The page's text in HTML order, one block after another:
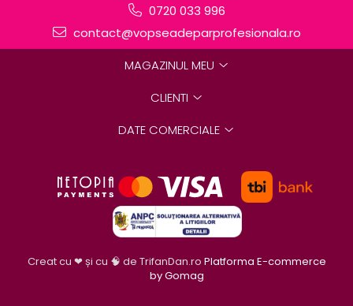
0720 033 996
contact@vopseadeparprofesionala.ro
MAGAZINUL MEU
CLIENTI
DATE COMERCIALE
Creat cu ❤ și cu 🧠 de TrifanDan.ro Platforma E-commerce
by Gomag